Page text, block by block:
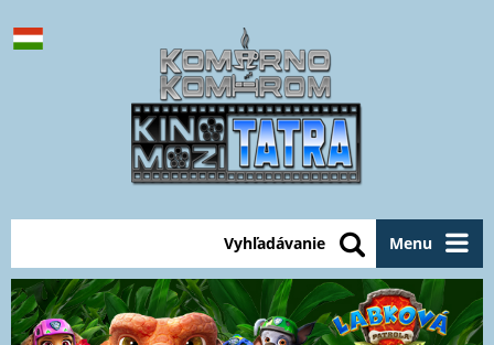
Menu
Vyhľadávanie